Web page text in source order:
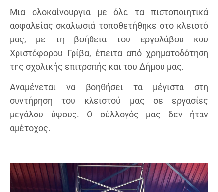
Μια ολοκαίνουργια με όλα τα πιστοποιητικά
ασφαλείας σκαλωσιά τοποθετήθηκε στο κλειστό
μας, με τη βοήθεια του εργολάβου κου
Χριστόφορου Γρίβα, έπειτα από χρηματοδότηση
της σχολικής επιτροπής και του Δήμου μας.
Αναμένεται να βοηθήσει τα μέγιστα στη
συντήρηση του κλειστού μας σε εργασίες
μεγάλου ύψους. Ο σύλλογός μας δεν ήταν
αμέτοχος.